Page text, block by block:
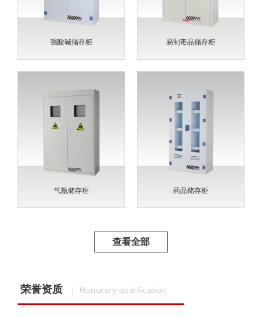
强酸碱储存柜 易制毒品储存柜
气瓶储存柜 药品储存柜
查看全部
荣誉资质 ｜ Honorary qualification